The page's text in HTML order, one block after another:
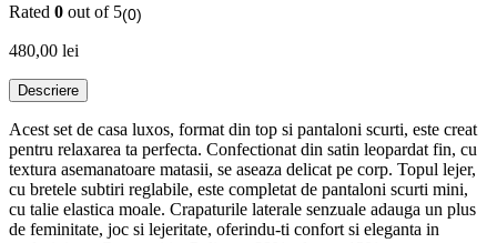
Rated 0 out of 5(0)
480,00 lei
Descriere
Acest set de casa luxos, format din top si pantaloni scurti, este creat
pentru relaxarea ta perfecta. Confectionat din satin leopardat fin, cu
textura asemanatoare matasii, se aseaza delicat pe corp. Topul lejer,
cu bretele subtiri reglabile, este completat de pantaloni scurti mini,
cu talie elastica moale. Crapaturile laterale senzuale adauga un plus
de feminitate, joc si lejeritate, oferindu-ti confort si eleganta in